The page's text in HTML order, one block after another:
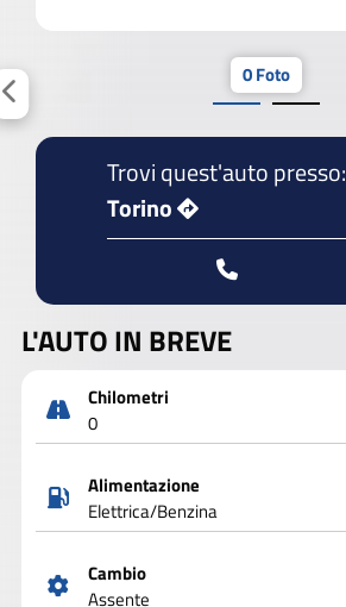
0 Foto
Trovi quest'auto presso:
Torino
L'AUTO IN BREVE
Chilometri
0
Alimentazione
Elettrica/Benzina
Cambio
Assente